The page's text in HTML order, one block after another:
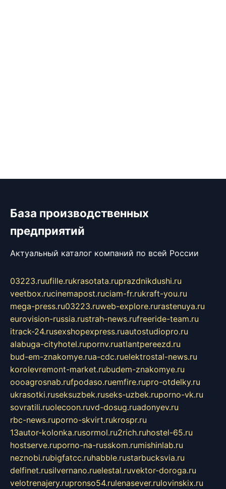
База производственных
предприятий
Актуальный каталог компаний по всей России
03223.ruufille.rukrasotata.ruprazdnikdushi.ru
veetbox.rucinemapost.ruciam-fr.rukraft-you.ru
mega-press.ru03223.ruweb-explore.rurastenuya.ru
eurovision-russia.rustrah-news.rufreeride-team.ru
itrack-24.rusexshopexpress.ruautostudiopro.ru
alabuga-cityhotel.rupornv.ruatlantpereezd.ru
bud-em-znakomye.rua-cdc.ruelektrostal-news.ru
korolevremont-market.rubudem-znakomye.ru
oooagrosnab.rufpodaso.ruemfire.rupro-otdelky.ru
ukrasotki.ruseksuzbek.ruseks-uzbek.ruporno-vk.ru
sovratili.ruolecoon.ruvd-dosug.ruadonyev.ru
rbc-news.ruporno-skvirt.rukrospr.ru
13autor-kolonka.rusormol.ru2rich.ruhostel-65.ru
hostserve.ruporno-na-russkom.rumishinlab.ru
neznobi.rubigfatcc.ruhabble.rustarbucksvia.ru
delfinet.rusilvernano.ruelestal.ruvektor-doroga.ru
velotrenajery.rupronso54.rulenasever.rulovinskix.ru